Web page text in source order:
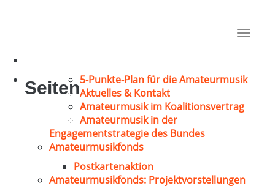
Toggle
Seiten5-Punkte-Plan für die Amateurmusik
Aktuelles & Kontakt
Amateurmusik im Koalitionsvertrag
Amateurmusik in der
Engagementstrategie des Bundes
Amateurmusikfonds
Postkartenaktion
Amateurmusikfonds: Projektvorstellungen